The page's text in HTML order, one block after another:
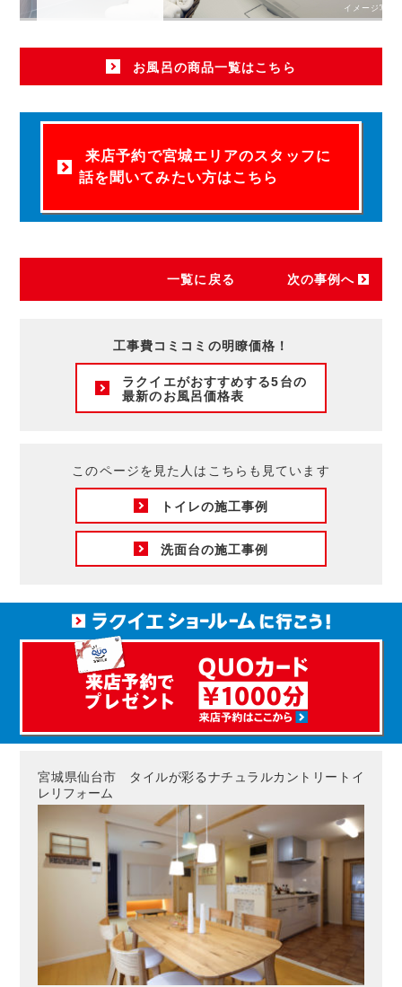
イメージ写真
お風呂の商品一覧はこちら
来店予約で宮城エリアのスタッフに
話を聞いてみたい方はこちら
一覧に戻る 次の事例へ
工事費コミコミの明瞭価格！
ラクイエがおすすめする5台の
最新のお風呂価格表
このページを見た人はこちらも見ています
トイレの施工事例
洗面台の施工事例
宮城県仙台市 タイルが彩るナチュラルカントリートイ
レリフォーム